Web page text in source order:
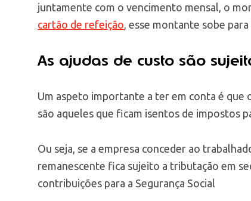
juntamente com o vencimento mensal, o
cartão de refeição , esse montante sobe
As ajudas de custo são
Um aspeto importante a ter em conta é que
são aqueles que ficam isentos de impostos
Ou seja, se a empresa conceder ao
remanescente fica sujeito a tributação em
contribuições para a Segurança Social